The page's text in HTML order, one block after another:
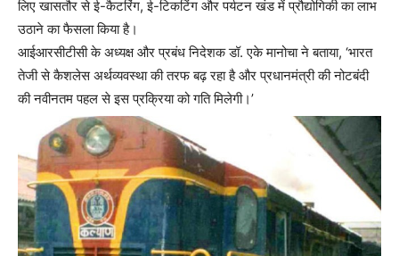
लिए खासतौर से ई-कैटरिंग, ई-टिकटिंग और पर्यटन खंड में प्रौद्योगिकी का लाभ
उठाने का फैसला किया है।
आईआरसीटीसी के अध्यक्ष और प्रबंध निदेशक डॉ. एके मानोचा ने बताया, ‘भारत
तेजी से कैशलेस अर्थव्यवस्था की तरफ बढ़ रहा है और प्रधानमंत्री की नोटबंदी
की नवीनतम पहल से इस प्रक्रिया को गति मिलेगी।’